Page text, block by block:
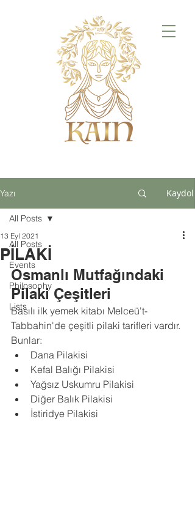
Yazı Kaydol
All Posts
Events
Philosophy
Lists
All Posts
PİLAKİ
13 Eyl 2021
Osmanlı Mutfağındaki
Pilaki Çeşitleri
Basılı ilk yemek kitabı Melceü't-
Tabbahin'de çeşitli pilaki tarifleri vardır.
Bunlar:
Dana Pilakisi
Kefal Balığı Pilakisi
Yağsız Uskumru Pilakisi
Diğer Balık Pilakisi
İstiridye Pilakisi